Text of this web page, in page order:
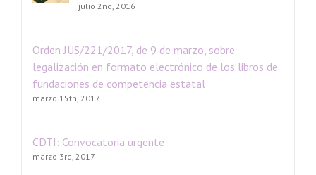
julio 2nd, 2016
Orden JUS/221/2017, de 9 de marzo, sobre
legalización en formato electrónico de los libros de
fundaciones de competencia estatal
marzo 15th, 2017
CDTI: Convocatoria urgente
marzo 3rd, 2017